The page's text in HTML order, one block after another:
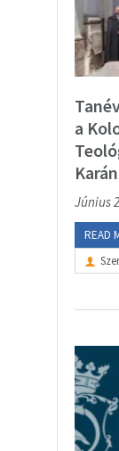
a
Karán
Június
READ